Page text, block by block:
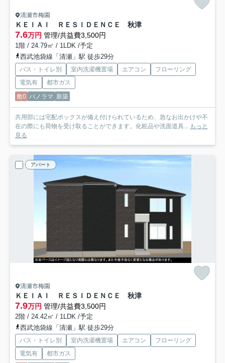
清瀬市梅園
ＫＥＩＡＩ ＲＥＳＩＤＥＮＣＥ 秋津
7.6万円 管理/共益費3,500円
1階 / 24.79㎡ / 1LDK /予定
西武池袋線「清瀬」駅 徒歩29分
バス・トイレ別 室内洗濯機置場 エアコン
フローリング
電気有
都市ガス
敷0 パノラマ 新築
共用部には宅配ボックスが備え付けられているため、急なお出かけや不
在の際にも荷物を受け取ることができます。化粧品や洗面道具...
もっと
見る
アパート
清瀬市梅園
ＫＥＩＡＩ ＲＥＳＩＤＥＮＣＥ 秋津
7.9万円 管理/共益費3,500円
2階 / 24.42㎡ / 1LDK /予定
西武池袋線「清瀬」駅 徒歩29分
バス・トイレ別 室内洗濯機置場 エアコン
フローリング
電気有
都市ガス